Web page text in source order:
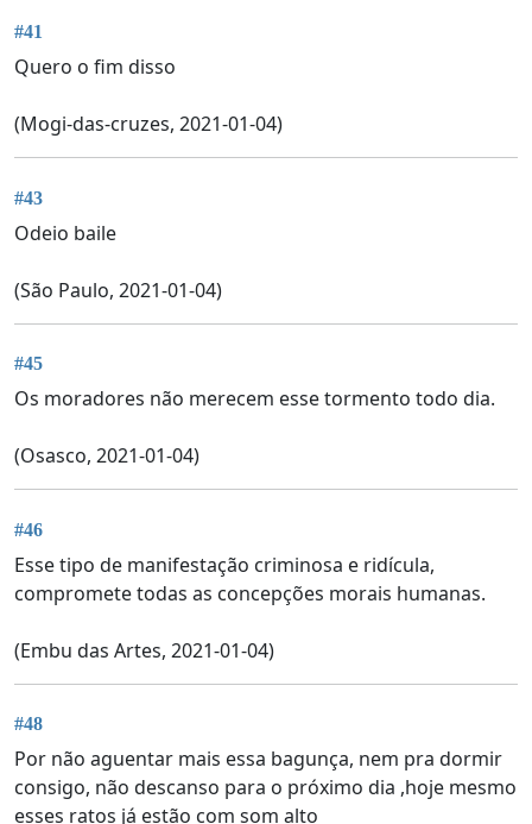
#41
Quero o fim disso
(Mogi-das-cruzes, 2021-01-04)
#43
Odeio baile
(São Paulo, 2021-01-04)
#45
Os moradores não merecem esse tormento todo dia.
(Osasco, 2021-01-04)
#46
Esse tipo de manifestação criminosa e ridícula,
compromete todas as concepções morais humanas.
(Embu das Artes, 2021-01-04)
#48
Por não aguentar mais essa bagunça, nem pra dormir
consigo, não descanso para o próximo dia ,hoje mesmo
esses ratos já estão com som alto